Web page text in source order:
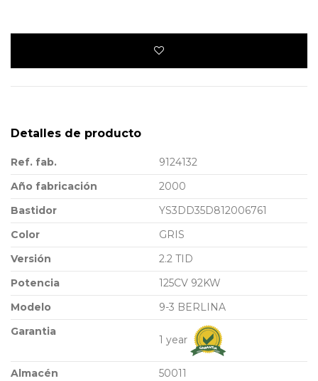
Detalles de producto
Ref. fab.
9124132
Año fabricación
2000
Bastidor
YS3DD35D812006761
Color
GRIS
Versión
2.2 TID
Potencia
125CV 92KW
Modelo
9-3 BERLINA
Garantia
1 year
Almacén
50011